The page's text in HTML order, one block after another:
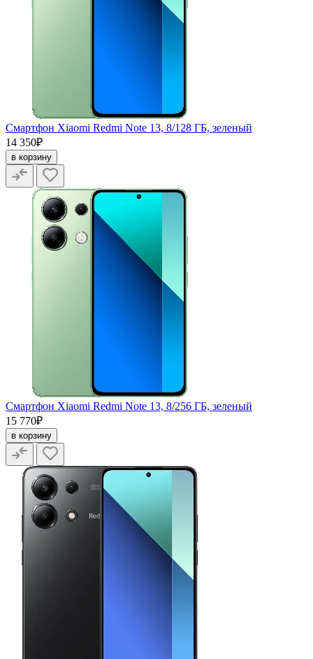
Смартфон Xiaomi Redmi Note 13, 8/128 ГБ, зеленый
14 350₽
в корзину
Смартфон Xiaomi Redmi Note 13, 8/256 ГБ, зеленый
15 770₽
в корзину